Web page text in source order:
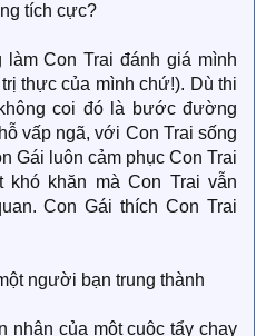
tích cực?
làm Con Trai đánh giá mình
thực của mình chứ!). Dù thi
coi đó là bước đường
vấp ngã, với Con Trai sống
Gái luôn cảm phục Con Trai
khó khăn mà Con Trai vẫn
Con Gái thích Con Trai
người bạn trung thành
nhân của một cuộc tẩy chay